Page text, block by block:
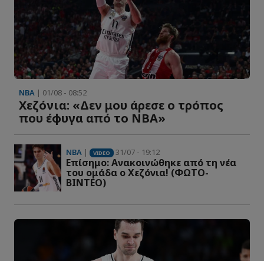
NBA | 01/08 - 08:52
Χεζόνια: «Δεν μου άρεσε ο τρόπος
που έφυγα από το NBA»
NBA | VIDEO 31/07 - 19:12
Επίσημο: Ανακοινώθηκε από τη νέα
του ομάδα ο Χεζόνια! (ΦΩΤΟ-
ΒΙΝΤΕΟ)